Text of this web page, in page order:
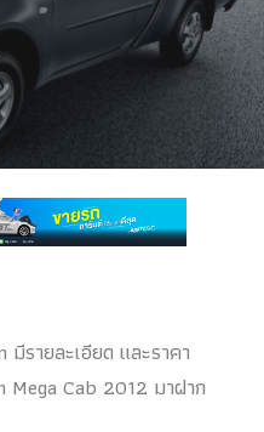
รายละเอียด และราคา
Cab 2012 มาฝาก